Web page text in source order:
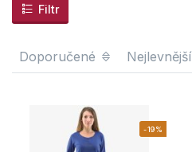
Filtr
Doporučené Nejlevnější
-19%